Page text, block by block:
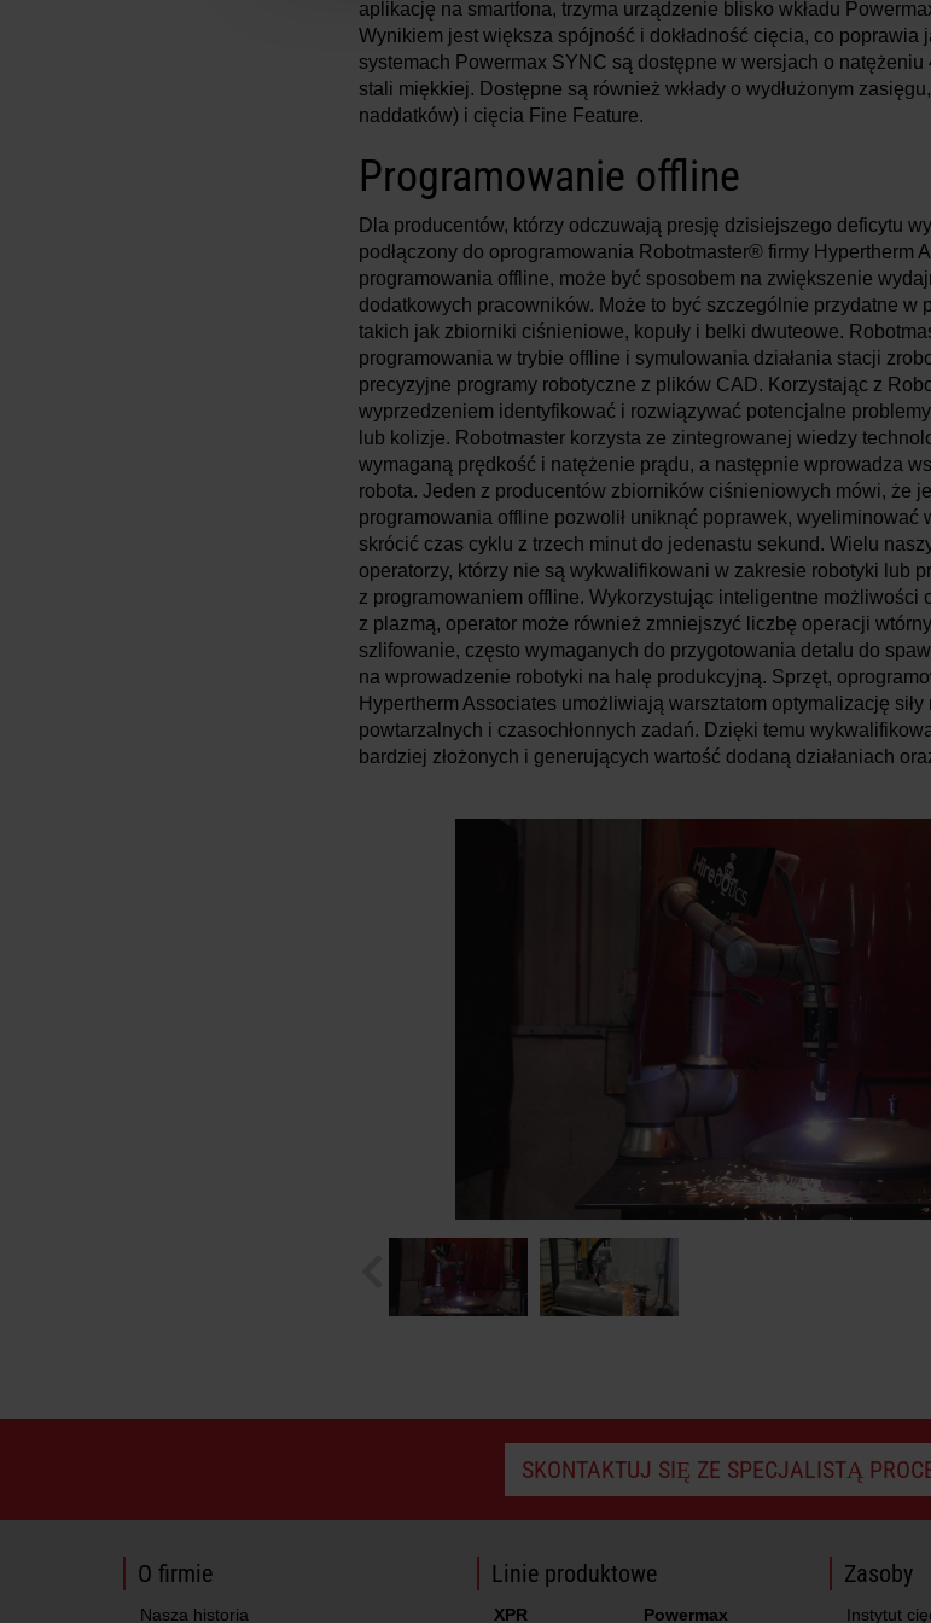
aplikację na smartfona, trzyma urządzenie blisko wkładu
Wynikiem jest większa spójność i dokładność cięcia, co poprawia
systemach Powermax SYNC są dostępne w wersjach o
stali miękkiej. Dostępne są również wkłady o wydłużonym
naddatków) i cięcia Fine Feature.
Programowanie offline
Dla producentów, którzy odczuwają presję dzisiejszego deficytu
podłączony do oprogramowania Robotmaster® firmy Hypertherm
programowania offline, może być sposobem na zwiększenie
dodatkowych pracowników. Może to być szczególnie przydatne w
takich jak zbiorniki ciśnieniowe, kopuły i belki dwuteowe.
programowania w trybie offline i symulowania działania stacji
precyzyjne programy robotyczne z plików CAD. Korzystając z
wyprzedzeniem identyfikować i rozwiązywać potencjalne
lub kolizje. Robotmaster korzysta ze zintegrowanej wiedzy
wymaganą prędkość i natężenie prądu, a następnie wprowadza
robota. Jeden z producentów zbiorników ciśnieniowych mówi, że
programowania offline pozwolił uniknąć poprawek, wyeliminować
skrócić czas cyklu z trzech minut do jedenastu sekund. Wielu
operatorzy, którzy nie są wykwalifikowani w zakresie robotyki lub
z programowaniem offline. Wykorzystując inteligentne możliwości
z plazmą, operator może również zmniejszyć liczbę operacji
szlifowanie, często wymaganych do przygotowania detalu do
na wprowadzenie robotyki na halę produkcyjną. Sprzęt,
Hypertherm Associates umożliwiają warsztatom optymalizację
powtarzalnych i czasochłonnych zadań. Dzięki temu
bardziej złożonych i generujących wartość dodaną działaniach
SKONTAKTUJ SIĘ ZE SPECJALISTĄ
O firmie
Nasza historia
Linie produktowe
XPR Powermax
Zasoby
Instytut